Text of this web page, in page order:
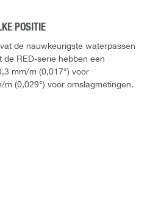
POSITIE
de nauwkeurigste waterpassen
RED-serie hebben een
mm/m (0,017°) voor
(0,029°) voor omslagmetingen.